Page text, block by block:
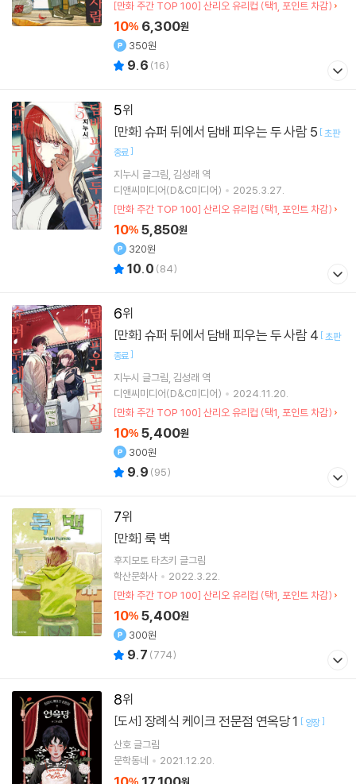
[만화 주간 TOP 100] 산리오 유리컵 (택1, 포인트 차감)
10% 6,300원
350원
9.6 (16)
5
[만화] 슈퍼 뒤에서 담배 피우는 두 사람 5 [초판
종료]
지누시 글그림 김성래 역
디앤씨미디어(D&C미디어)
2025.3.27.
[만화 주간 TOP 100] 산리오 유리컵 (택1, 포인트 차감)
10% 5,850원
320원
10.0 (84)
6
[만화] 슈퍼 뒤에서 담배 피우는 두 사람 4 [초판
종료]
지누시 글그림 김성래 역
디앤씨미디어(D&C미디어)
2024.11.20.
[만화 주간 TOP 100] 산리오 유리컵 (택1, 포인트 차감)
10% 5,400원
300원
9.9 (95)
7
[만화] 룩 백
후지모토 타츠키 글그림
학산문화사
2022.3.22.
[만화 주간 TOP 100] 산리오 유리컵 (택1, 포인트 차감)
10% 5,400원
300원
9.7 (774)
8
[도서] 장례식 케이크 전문점 연옥당 1 [ 양장]
산호글그림
문학동네
2021.12.20.